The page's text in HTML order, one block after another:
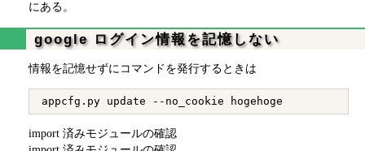
にある。
google ログイン情報を記憶しない
情報を記憶せずにコマンドを発行するときは
import 済みモジュールの確認